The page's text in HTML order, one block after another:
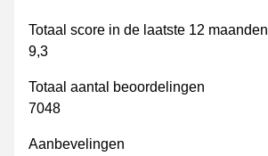
Totaal score in de laatste 12 maanden
9,3
Totaal aantal beoordelingen
7048
Aanbevelingen